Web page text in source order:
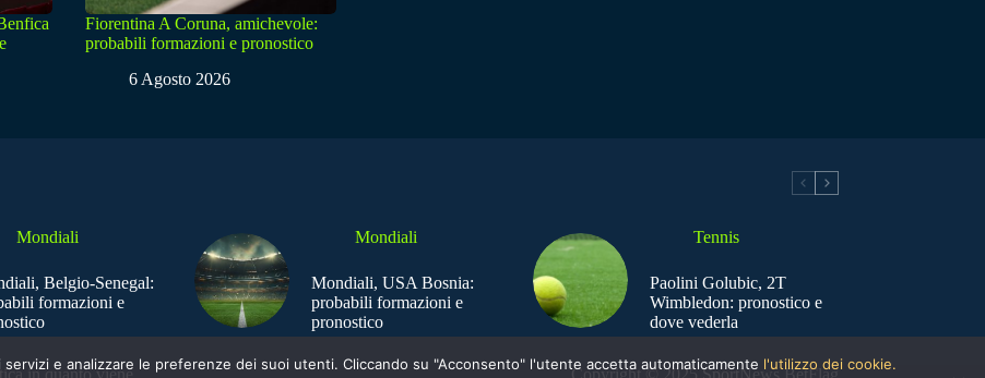
Fiorentina A Coruna, amichevole:
probabili formazioni e pronostico
6 Agosto 2026
Mondiali
Belgio-Senegal:
formazioni e
Mondiali
Mondiali, USA Bosnia:
probabili formazioni e
pronostico
Tennis
Paolini Golubic, 2T
Wimbledon: pronostico e
dove vederla
e analizzare le preferenze dei suoi utenti. Cliccando su "Acconsento" l'utente accetta automaticamente l'utilizzo dei cookie.